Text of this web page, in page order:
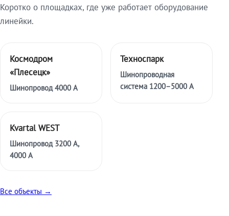
Коротко о площадках, где уже работает оборудование
линейки.
Космодром
«Плесецк»
Шинопровод 4000 А
Техноспарк
Шинопроводная
система 1200–5000 А
Kvartal WEST
Шинопровод 3200 А,
4000 А
Все объекты →